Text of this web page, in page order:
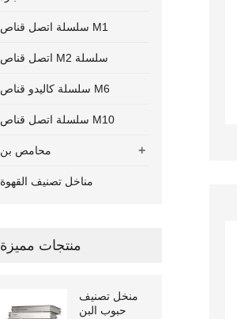
سلسلة اتصل قناص M1
اتصل قناص M2 سلسلة
سلسلة كاليدو قناص M6
سلسلة اتصل قناص M10
+ محامص بن
مناخل تصنيف القهوة
منتجات مميزة
منخل تصنيف
حبوب البن